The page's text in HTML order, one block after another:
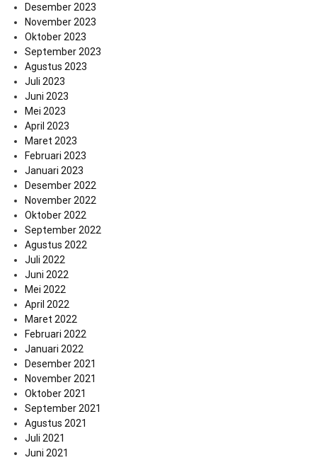
Desember 2023
November 2023
Oktober 2023
September 2023
Agustus 2023
Juli 2023
Juni 2023
Mei 2023
April 2023
Maret 2023
Februari 2023
Januari 2023
Desember 2022
November 2022
Oktober 2022
September 2022
Agustus 2022
Juli 2022
Juni 2022
Mei 2022
April 2022
Maret 2022
Februari 2022
Januari 2022
Desember 2021
November 2021
Oktober 2021
September 2021
Agustus 2021
Juli 2021
Juni 2021